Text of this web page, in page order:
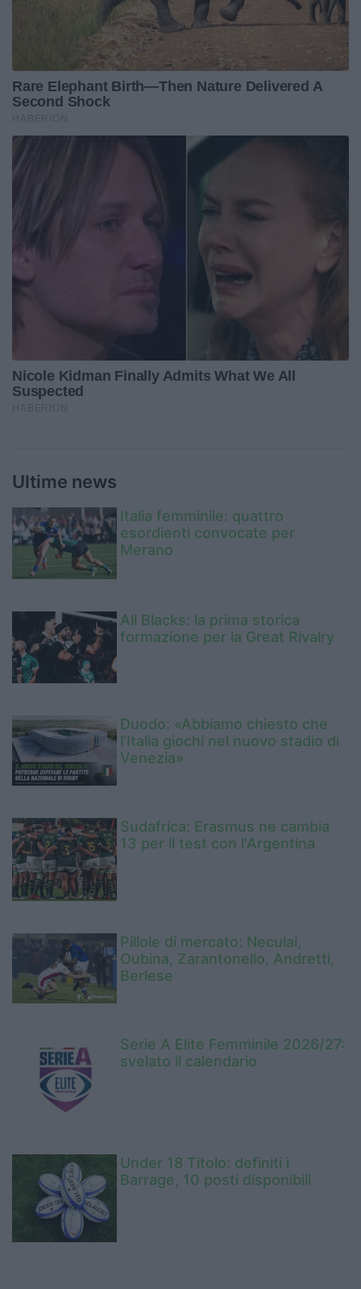
Ultime news
Italia femminile: quattro
esordienti convocate per
Merano
All Blacks: la prima storica
formazione per la Great Rivalry
Duodo: «Abbiamo chiesto che
l’Italia giochi nel nuovo stadio di
Venezia»
Sudafrica: Erasmus ne cambia
13 per il test con l'Argentina
Pillole di mercato: Neculai,
Oubina, Zarantonello, Andretti,
Berlese
Serie A Elite Femminile 2026/27:
svelato il calendario
Under 18 Titolo: definiti i
Barrage, 10 posti disponibili